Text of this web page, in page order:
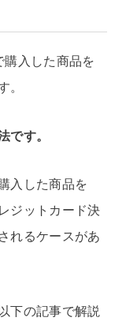
入した商品を
。
です。
入した商品を
ジットカード決
れるケースがあ
下の記事で解説